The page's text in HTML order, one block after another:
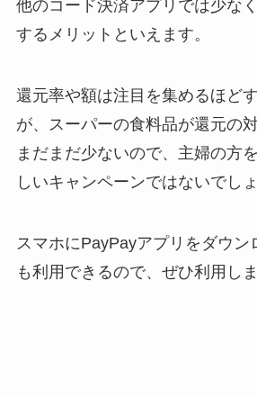
他のコード決済アプリでは少な
するメリットといえます。
還元率や額は注目を集めるほど
が、 スーパーの食料品が還元の
まだまだ少ないので、主婦の方
しいキャンペーンではないでしょ
スマホにPayPayアプリをダウン
も利用できるので、ぜひ利用しま